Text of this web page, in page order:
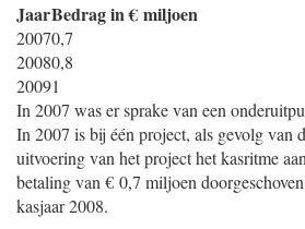
JaarBedrag in € miljoen
20070,7
20080,8
20091
In 2007 was er sprake van een
In 2007 is bij één project, als gevolg van
uitvoering van het project het kasritme
betaling van € 0,7 miljoen
kasjaar 2008.